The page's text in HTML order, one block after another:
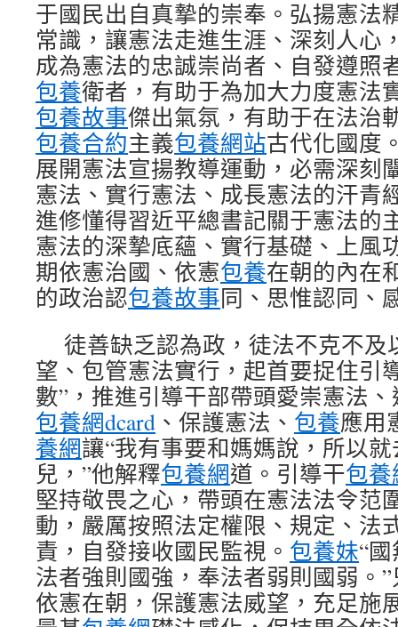
于國民出自真摯的崇奉。弘揚憲法
常識，讓憲法走進生涯、深刻人心
成為憲法的忠誠崇尚者、自發遵照
包養衛者，有助于為加大力度憲法
包養故事傑出氣氛，有助于在法治
包養合約主義包養網站古代化國度
展開憲法宣揚教導運動，必需深刻
憲法、實行憲法、成長憲法的汗青
進修懂得習近平總書記關于憲法的
憲法的深摯底蘊、實行基礎、上風
期依憲治國、依憲包養在朝的內在
的政治認包養故事同、思惟認同、
徒善缺乏認為政，徒法不克不及
望、包管憲法實行，起首要捉住引
數”，推進引導干部帶頭愛崇憲法
包養網dcard 、保護憲法、 包養應用
養網讓“我有事要和媽媽說，所以
兒，”他解釋包養網道。引導干包養
堅持敬畏之心，帶頭在憲法法令范
動，嚴厲按照法定權限、規定、法
責，自發接收國民監視。 包養妹“
法者強則國強，奉法者弱則國弱。
依憲在朝，保護憲法威望，充足施